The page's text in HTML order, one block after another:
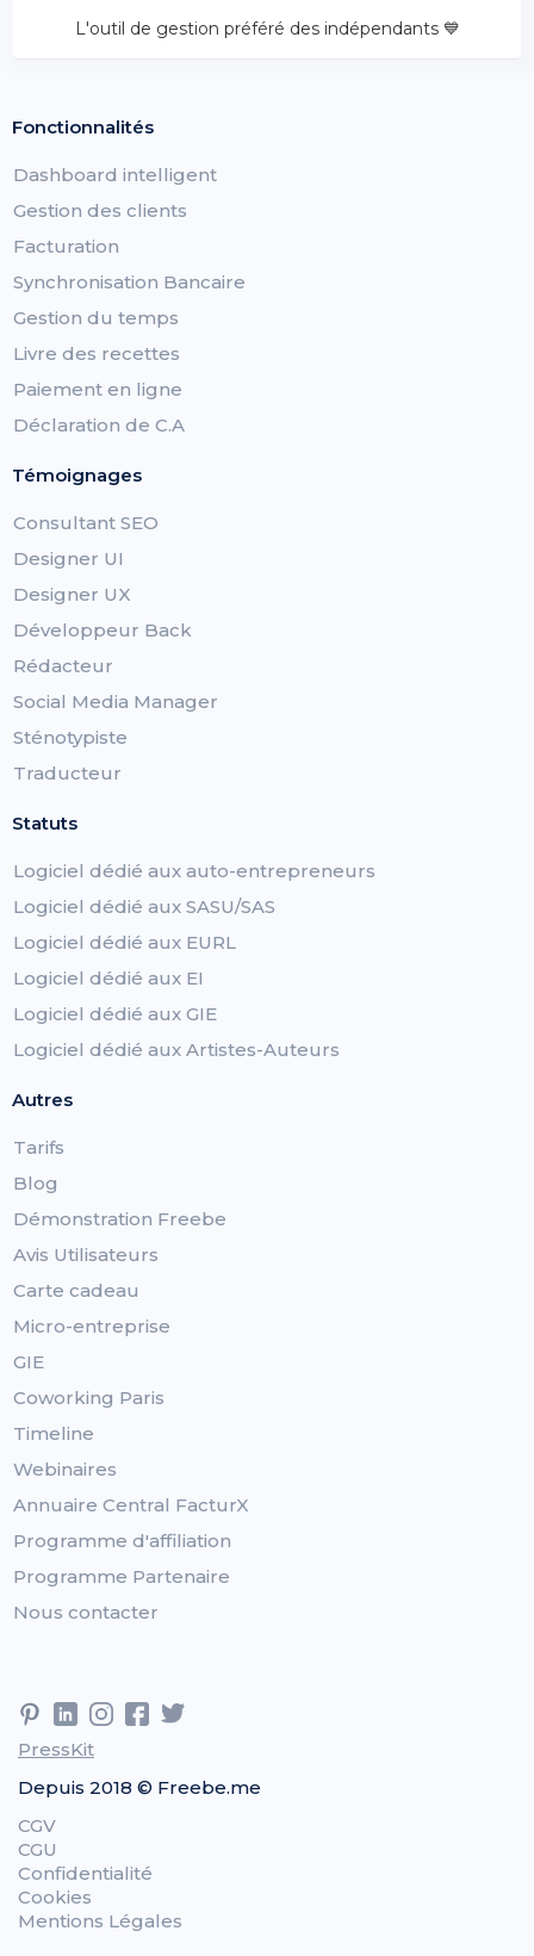
L'outil de gestion préféré des indépendants 💙
Fonctionnalités
Dashboard intelligent
Gestion des clients
Facturation
Synchronisation Bancaire
Gestion du temps
Livre des recettes
Paiement en ligne
Déclaration de C.A
Témoignages
Consultant SEO
Designer UI
Designer UX
Développeur Back
Rédacteur
Social Media Manager
Sténotypiste
Traducteur
Statuts
Logiciel dédié aux auto-entrepreneurs
Logiciel dédié aux SASU/SAS
Logiciel dédié aux EURL
Logiciel dédié aux EI
Logiciel dédié aux GIE
Logiciel dédié aux Artistes-Auteurs
Autres
Tarifs
Blog
Démonstration Freebe
Avis Utilisateurs
Carte cadeau
Micro-entreprise
GIE
Coworking Paris
Timeline
Webinaires
Annuaire Central FacturX
Programme d'affiliation
Programme Partenaire
Nous contacter
PressKit
Depuis 2018 © Freebe.me
CGV
CGU
Confidentialité
Cookies
Mentions Légales